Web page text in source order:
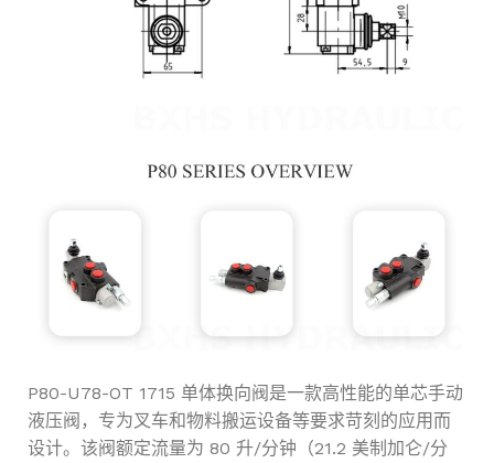
P80-U78-OT 1715 单体换向阀是一款高性能的单芯手动
液压阀，专为叉车和物料搬运设备等要求苛刻的应用而
设计。该阀额定流量为 80 升/分钟（21.2 美制加仑/分